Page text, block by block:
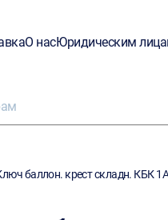
О насЮридическим
баллон. крест складн. КБК